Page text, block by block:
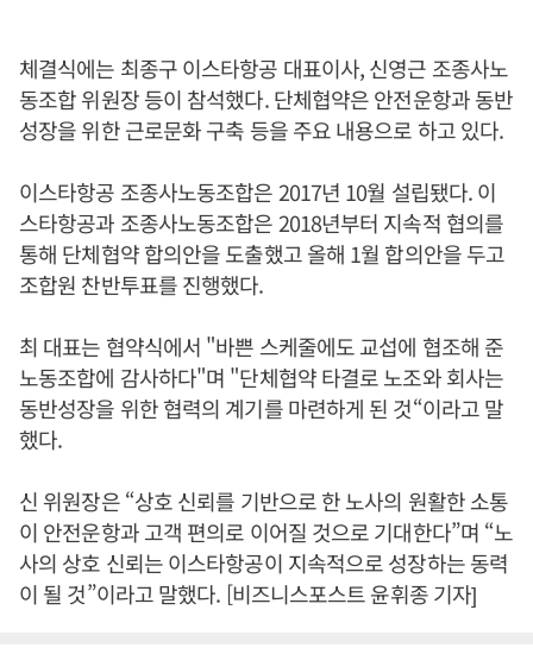
체결식에는 최종구 이스타항공 대표이사, 신영근 조종사노
동조합 위원장 등이 참석했다. 단체협약은 안전운항과 동반
성장을 위한 근로문화 구축 등을 주요 내용으로 하고 있다.
이스타항공 조종사노동조합은 2017년 10월 설립됐다. 이
스타항공과 조종사노동조합은 2018년부터 지속적 협의를
통해 단체협약 합의안을 도출했고 올해 1월 합의안을 두고
조합원 찬반투표를 진행했다.
최 대표는 협약식에서 "바쁜 스케줄에도 교섭에 협조해 준
노동조합에 감사하다"며 "단체협약 타결로 노조와 회사는
동반성장을 위한 협력의 계기를 마련하게 된 것“이라고 말
했다.
신 위원장은 “상호 신뢰를 기반으로 한 노사의 원활한 소통
이 안전운항과 고객 편의로 이어질 것으로 기대한다”며 “노
사의 상호 신뢰는 이스타항공이 지속적으로 성장하는 동력
이 될 것”이라고 말했다. [비즈니스포스트 윤휘종 기자]